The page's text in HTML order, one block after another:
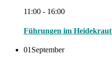
11:00 - 16:00
Führungen im
01 September